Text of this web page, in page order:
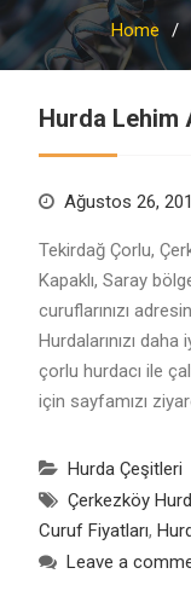
Home
Hurda Lehim
Ağustos 26,
Tekirdağ Çorlu,
Kapaklı, Saray
curuflarınızı
Hurdalarınızı
çorlu hurdacı ile
için sayfamızı
Hurda Çeşitleri
Çerkezköy
Curuf Fiyatları,
Leave a